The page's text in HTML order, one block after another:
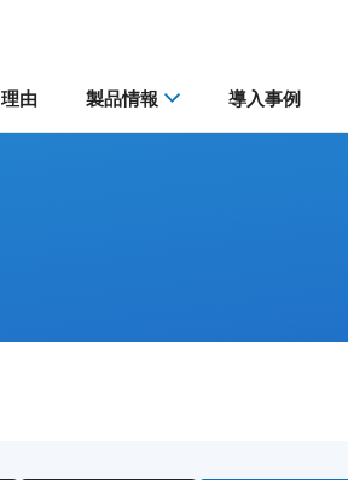
由 製品情報 導入事例